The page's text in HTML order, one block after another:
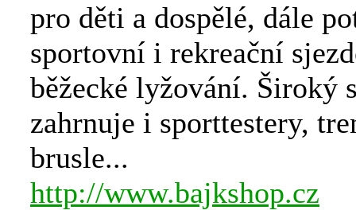
pro děti a dospělé, dále
sportovní i rekreační
běžecké lyžování. Široký
zahrnuje i sporttestery,
brusle...
http://www.bajkshop.cz